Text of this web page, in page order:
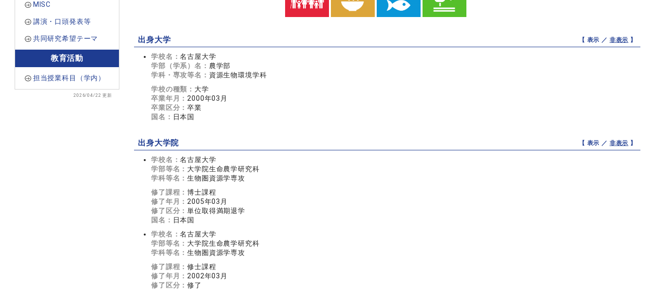
MISC
講演・口頭発表等
共同研究希望テーマ
教育活動
担当授業科目（学内）
2026/04/22 更新
出身大学 【 表示 ／ 非表示 】
学校名：名古屋大学
学部（学系）名： 農学部
学科・専攻等名： 資源生物環境学科
学校の種類： 大学
卒業年月： 2000年03月
卒業区分：卒業
国名： 日本国
出身大学院 【 表示 ／ 非表示 】
学校名：名古屋大学
学部等名： 大学院生命農学研究科
学科等名：生物圏資源学専攻
修了課程：博士課程
修了年月： 2005年03月
修了区分：単位取得満期退学
国名： 日本国
学校名：名古屋大学
学部等名： 大学院生命農学研究科
学科等名：生物圏資源学専攻
修了課程：修士課程
修了年月： 2002年03月
修了区分：修了